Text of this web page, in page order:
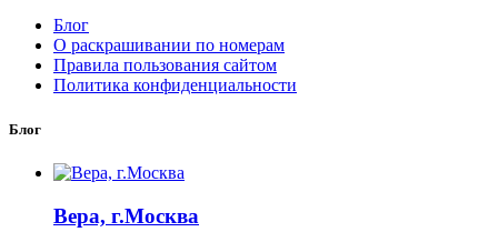
Блог
О раскрашивании по номерам
Правила пользования сайтом
Политика конфиденциальности
Блог
Вера, г.Москва